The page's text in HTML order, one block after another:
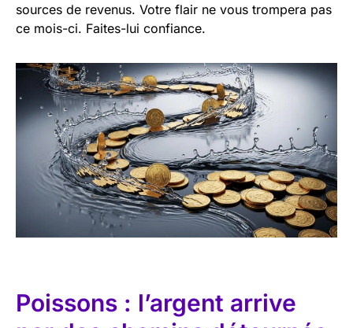
sources de revenus. Votre flair ne vous trompera pas
ce mois-ci. Faites-lui confiance.
Poissons : l’argent arrive